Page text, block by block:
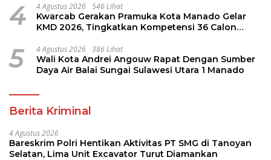
4 4 Agustus 2026 546 Lihat
Kwarcab Gerakan Pramuka Kota Manado Gelar
KMD 2026, Tingkatkan Kompetensi 36 Calon
5 4 Agustus 2026 386 Lihat
Wali Kota Andrei Angouw Rapat Dengan Sumber
Daya Air Balai Sungai Sulawesi Utara 1 Manado
Berita Kriminal
4 Agustus 2026
Bareskrim Polri Hentikan Aktivitas PT SMG di Tanoyan
Selatan, Lima Unit Excavator Turut Diamankan